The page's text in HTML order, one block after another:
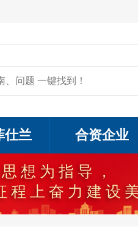
仕兰 合资企业
想为指导，
程上奋力建设